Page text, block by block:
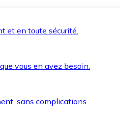
et en toute sécurité.
vous en avez besoin.
sans complications.